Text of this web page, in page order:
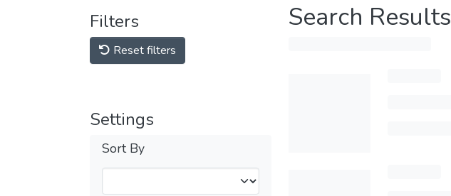
Filters
Reset filters
Settings
Sort By
Search Results